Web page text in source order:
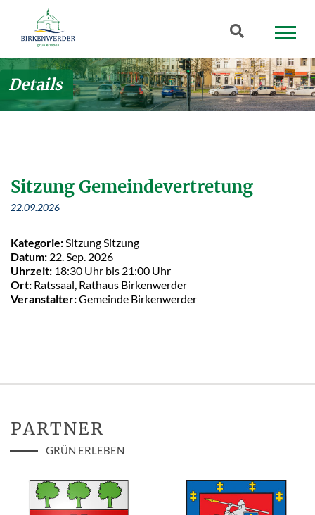
Zum Hauptinhalt springen
Suchbegriff
Details
Sitzung Gemeindevertretung
22.09.2026
Kategorie: Sitzung Sitzung
Datum: 22. Sep. 2026
Uhrzeit: 18:30 Uhr bis 21:00 Uhr
Ort: Ratssaal, Rathaus Birkenwerder
Veranstalter:Gemeinde Birkenwerder
PARTNER
GRÜN ERLEBEN